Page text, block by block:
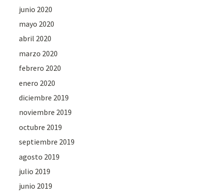
junio 2020
mayo 2020
abril 2020
marzo 2020
febrero 2020
enero 2020
diciembre 2019
noviembre 2019
octubre 2019
septiembre 2019
agosto 2019
julio 2019
junio 2019